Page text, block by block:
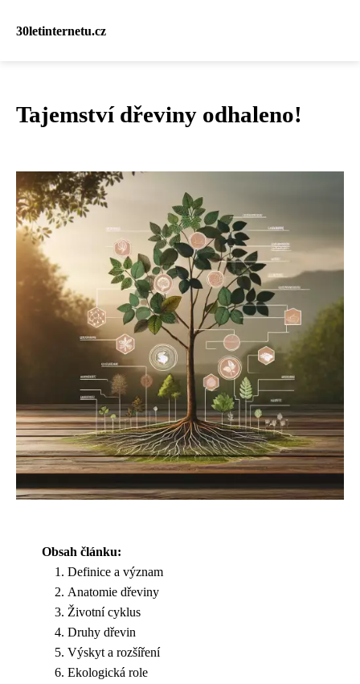
30letinternetu.cz
Tajemství dřeviny odhaleno!
Obsah článku:
Definice a význam
Anatomie dřeviny
Životní cyklus
Druhy dřevin
Výskyt a rozšíření
Ekologická role